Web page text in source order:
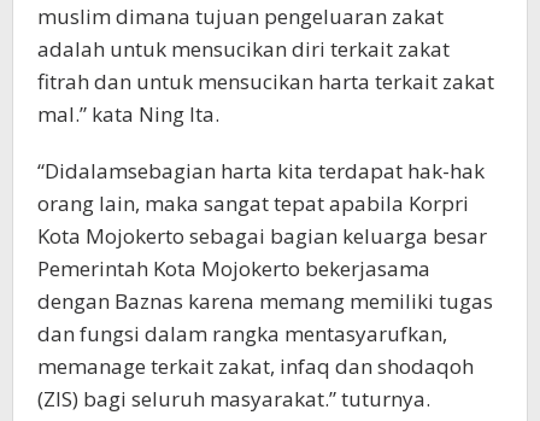
muslim dimana tujuan pengeluaran zakat
adalah untuk mensucikan diri terkait zakat
fitrah dan untuk mensucikan harta terkait zakat
mal.” kata Ning Ita.
“Didalamsebagian harta kita terdapat hak-hak
orang lain, maka sangat tepat apabila Korpri
Kota Mojokerto sebagai bagian keluarga besar
Pemerintah Kota Mojokerto bekerjasama
dengan Baznas karena memang memiliki tugas
dan fungsi dalam rangka mentasyarufkan,
memanage terkait zakat, infaq dan shodaqoh
(ZIS) bagi seluruh masyarakat.” tuturnya.